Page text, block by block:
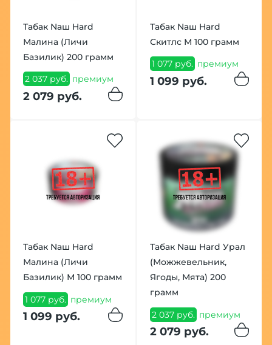
Табак Nаш Hard
Малина (Личи
Базилик) 200 грамм
2 037 руб. премиум
2 079 руб.
Табак Nаш Hard
Скитлс М 100 грамм
1 077 руб. премиум
1 099 руб.
Табак Nаш Hard
Малина (Личи
Базилик) М 100 грамм
1 077 руб. премиум
1 099 руб.
Табак Nаш Hard Урал
(Можжевельник,
Ягоды, Мята) 200
грамм
2 037 руб. премиум
2 079 руб.